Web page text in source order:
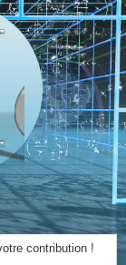
contribution !